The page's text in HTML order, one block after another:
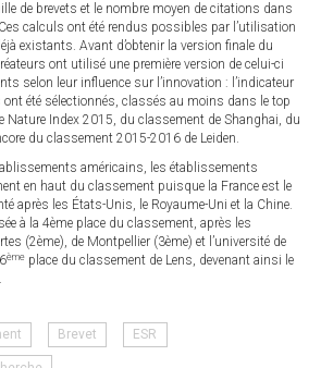
de brevets et le nombre moyen de citations dans
calculs ont été rendus possibles par l’utilisation
existants. Avant d’obtenir la version finale du
ont utilisé une première version de celui-ci
selon leur influence sur l’innovation : l’indicateur
été sélectionnés, classés au moins dans le top
Nature Index 2015, du classement de Shanghai, du
du classement 2015-2016 de Leiden.
américains, les établissements
en haut du classement puisque la France est le
après les États-Unis, le Royaume-Uni et la Chine.
à la 4ème place du classement, après les
(2ème), de Montpellier (3ème) et l’université de
ème place du classement de Lens, devenant ainsi le
Brevet ESR